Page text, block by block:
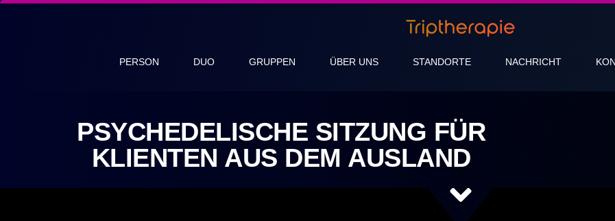
PERSON DUO GRUPPEN ÜBER UNS STANDORTE NACHRICHT
PSYCHEDELISCHE SITZUNG FÜR
KLIENTEN AUS DEM AUSLAND